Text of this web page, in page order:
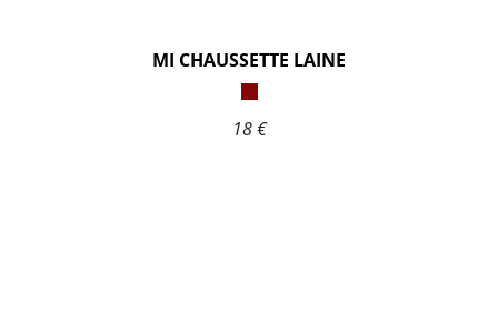
MI CHAUSSETTE LAINE
18 €